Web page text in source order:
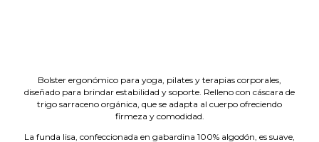
Bolster ergonómico para yoga, pilates y terapias corporales,
diseñado para brindar estabilidad y soporte. Relleno con cáscara de
trigo sarraceno orgánica, que se adapta al cuerpo ofreciendo
firmeza y comodidad.
La funda lisa, confeccionada en gabardina 100% algodón, es suave,